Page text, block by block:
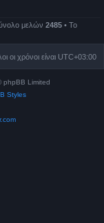
μελών 2485 • Το
οι χρόνοι είναι UTC+03:00
phpBB Limited
Styles